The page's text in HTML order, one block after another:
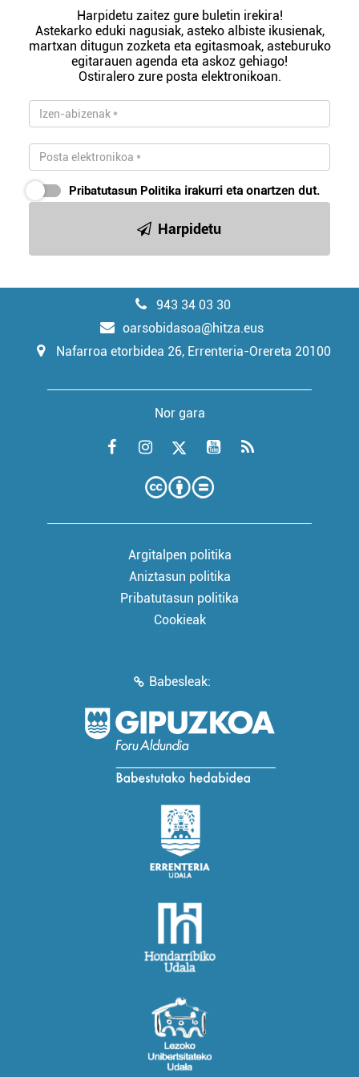
Harpidetu zaitez gure buletin irekira!
Astekarko eduki nagusiak, asteko albiste ikusienak,
martxan ditugun zozketa eta egitasmoak, asteburuko
egitarauen agenda eta askoz gehiago!
Ostiralero zure posta elektronikoan.
Pribatutasun Politika irakurri eta onartzen dut.
Harpidetu
943 34 03 30
oarsobidasoa@hitza.eus
Nafarroa etorbidea 26, Errenteria-Orereta 20100
Nor gara
Argitalpen politika
Aniztasun politika
Pribatutasun politika
Cookieak
Babesleak: